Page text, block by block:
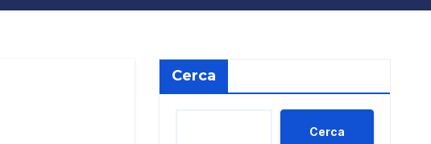
Cerca
Cerca